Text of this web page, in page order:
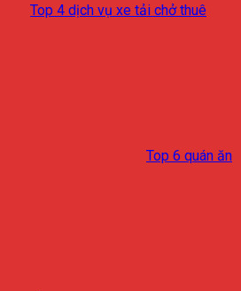
Top 4 dịch vụ xe tải chở thuê
Top 6 quán ăn